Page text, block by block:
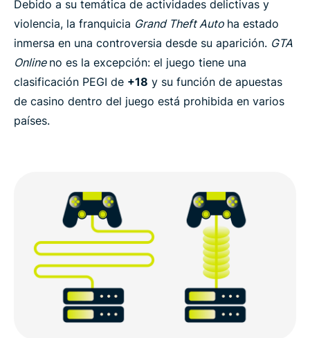
Debido a su temática de actividades delictivas y
violencia, la franquicia Grand Theft Auto ha estado
inmersa en una controversia desde su aparición. GTA
Online no es la excepción: el juego tiene una
clasificación PEGI de +18 y su función de apuestas
de casino dentro del juego está prohibida en varios
países.